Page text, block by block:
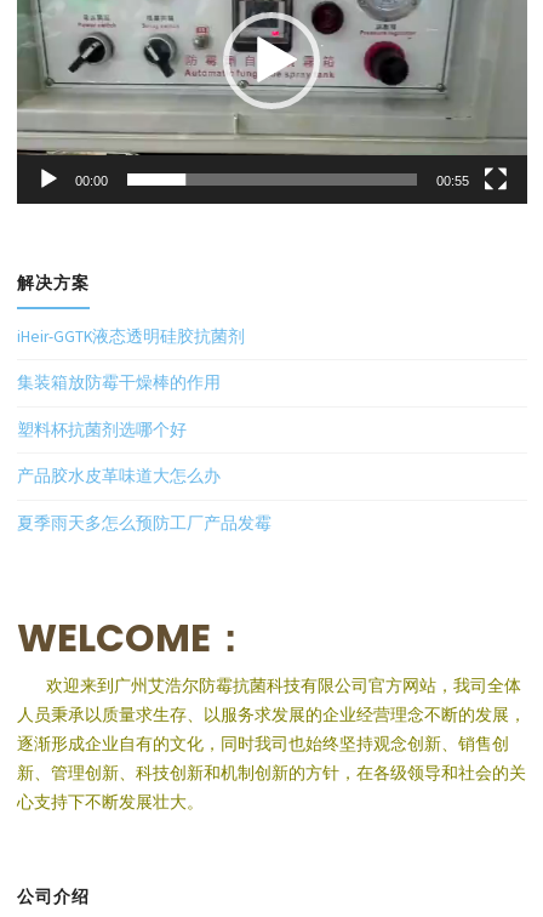
放
器
00:00 00:55
解决方案
iHeir-GGTK液态透明硅胶抗菌剂
集装箱放防霉干燥棒的作用
塑料杯抗菌剂选哪个好
产品胶水皮革味道大怎么办
夏季雨天多怎么预防工厂产品发霉
WELCOME：
欢迎来到广州艾浩尔防霉抗菌科技有限公司官方网站，我司全体
人员秉承以质量求生存、以服务求发展的企业经营理念不断的发展，
逐渐形成企业自有的文化，同时我司也始终坚持观念创新、销售创
新、管理创新、科技创新和机制创新的方针，在各级领导和社会的关
心支持下不断发展壮大。
公司介绍